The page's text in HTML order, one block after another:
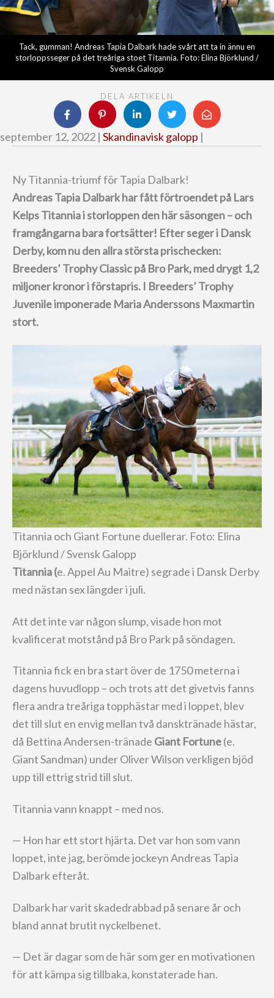
Tack, gumman! Andreas Tapia Dalbark hade svårt att ta in ännu en
storloppsseger på det treåriga stoet Titannia. Foto: Elina Björklund /
Svensk Galopp
DELA ARTIKELN
september 12, 2022 | Skandinavisk galopp |
Ny Titannia-triumf för Tapia Dalbark!
Andreas Tapia Dalbark har fått förtroendet på Lars
Kelps Titannia i storloppen den här säsongen – och
framgångarna bara fortsätter! Efter seger i Dansk
Derby, kom nu den allra största prischecken:
Breeders’ Trophy Classic på Bro Park, med drygt 1,2
miljoner kronor i förstapris. I Breeders’ Trophy
Juvenile imponerade Maria Anderssons Maxmartin
stort.
Titannia och Giant Fortune duellerar. Foto: Elina
Björklund / Svensk Galopp
Titannia (e. Appel Au Maitre) segrade i Dansk Derby
med nästan sex längder i juli.
Att det inte var någon slump, visade hon mot
kvalificerat motstånd på Bro Park på söndagen.
Titannia fick en bra start över de 1750 meterna i
dagens huvudlopp – och trots att det givetvis fanns
flera andra treåriga topphästar med i loppet, blev
det till slut en envig mellan två dansktränade hästar,
då Bettina Andersen-tränade Giant Fortune(e.
Giant Sandman) under Oliver Wilson verkligen bjöd
upp till ettrig strid till slut.
Titannia vann knappt – med nos.
— Hon har ett stort hjärta. Det var hon som vann
loppet, inte jag, berömde jockeyn Andreas Tapia
Dalbark efteråt.
Dalbark har varit skadedrabbad på senare år och
bland annat brutit nyckelbenet.
— Det är dagar som de här som ger en motivationen
för att kämpa sig tillbaka, konstaterade han.